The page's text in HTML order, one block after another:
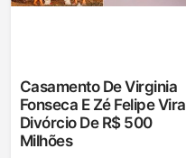
Casamento De Virginia
Fonseca E Zé Felipe Vira
Divórcio De R$ 500
Milhões